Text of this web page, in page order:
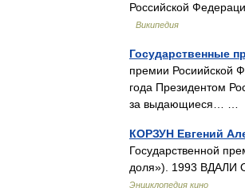
Российской
Википедия
Государственные
премии Росиийской
года Президентом
за выдающиеся… …
КОРЗУН Евгений
Государственной
доля»). 1993
Энциклопедия кино